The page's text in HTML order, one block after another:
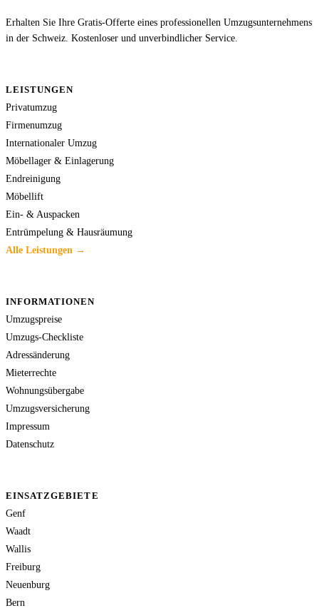
Erhalten Sie Ihre Gratis-Offerte eines professionellen Umzugsunternehmens
in der Schweiz. Kostenloser und unverbindlicher Service.
LEISTUNGEN
Privatumzug
Firmenumzug
Internationaler Umzug
Möbellager & Einlagerung
Endreinigung
Möbellift
Ein- & Auspacken
Entrümpelung & Hausräumung
Alle Leistungen →
INFORMATIONEN
Umzugspreise
Umzugs-Checkliste
Adressänderung
Mieterrechte
Wohnungsübergabe
Umzugsversicherung
Impressum
Datenschutz
EINSATZGEBIETE
Genf
Waadt
Wallis
Freiburg
Neuenburg
Bern